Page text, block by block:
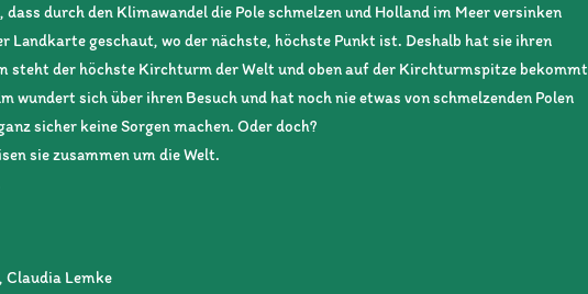
durch den Klimawandel die Pole schmelzen und Holland im Meer versinken
Landkarte geschaut, wo der nächste, höchste Punkt ist. Deshalb hat sie ihren
steht der höchste Kirchturm der Welt und oben auf der Kirchturmspitze bekommt
wundert sich über ihren Besuch und hat noch nie etwas von schmelzenden Polen
sicher keine Sorgen machen. Oder doch?
sie zusammen um die Welt.
Claudia Lemke